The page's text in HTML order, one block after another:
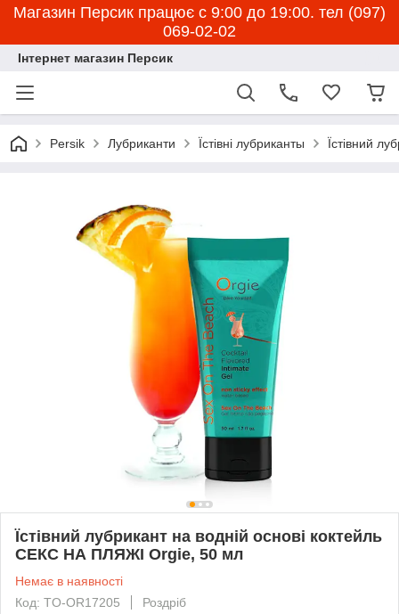
Магазин Персик працює с 9:00 до 19:00. тел (097)
069-02-02
Інтернет магазин Персик
Persik Лубриканти Їстівні лубриканты Їстівний
Їстівний лубрикант на водній основі коктейль
СЕКС НА ПЛЯЖІ Orgie, 50 мл
Немає в наявності
Код: TO-OR17205
Роздріб